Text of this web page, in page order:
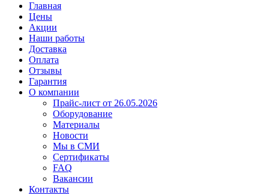
Главная
Цены
Акции
Наши работы
Доставка
Оплата
Отзывы
Гарантия
О компании
Прайс-лист от 26.05.2026
Оборудование
Материалы
Новости
Мы в СМИ
Сертификаты
FAQ
Вакансии
Контакты